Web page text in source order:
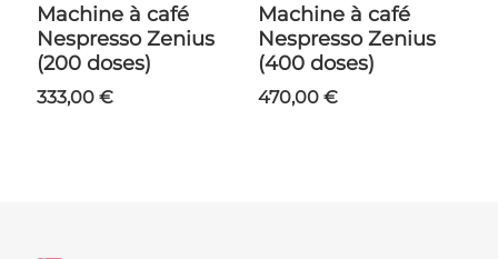
Machine à café
Nespresso Zenius
(200 doses)
333,00 €
Machine à café
Nespresso Zenius
(400 doses)
470,00 €